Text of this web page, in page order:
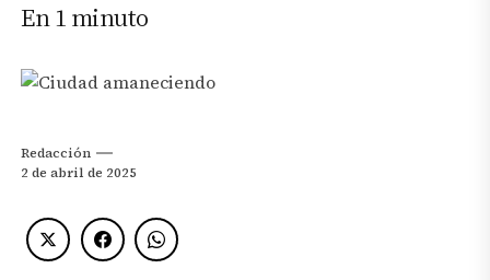
En 1 minuto
Redacción
2 de abril de 2025